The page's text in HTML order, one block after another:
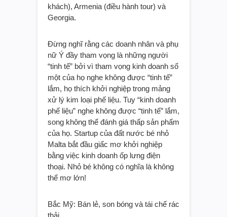
khách), Armenia (điều hành tour) và
Georgia.
Đừng nghĩ rằng các doanh nhân và phụ
nữ Ý đầy tham vọng là những người
“tinh tế” bởi vì tham vọng kinh doanh số
một của họ nghe không được “tinh tế”
lắm, họ thích khởi nghiệp trong mảng
xử lý kim loại phế liệu. Tuy “kinh doanh
phế liệu” nghe không được “tinh tế” lắm,
song không thể đánh giá thấp sản phẩm
của họ. Startup của đất nước bé nhỏ
Malta bắt đầu giấc mơ khởi nghiệp
bằng việc kinh doanh ốp lưng điện
thoại. Nhỏ bé không có nghĩa là không
thể mơ lớn!
Bắc Mỹ: Bán lẻ, son bóng và tái chế rác
thải